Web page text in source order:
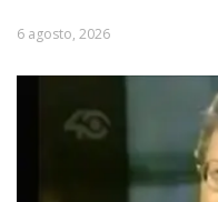
6 agosto, 2026